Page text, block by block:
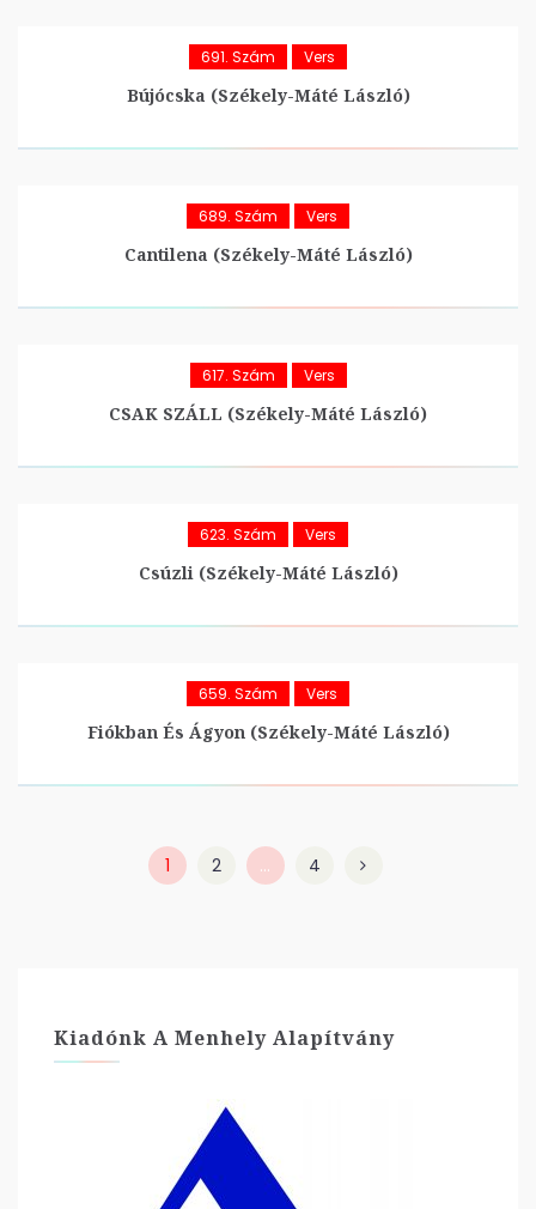
691. Szám Vers
Bújócska (Székely-Máté László)
689. Szám Vers
Cantilena (Székely-Máté László)
617. Szám Vers
CSAK SZÁLL (Székely-Máté László)
623. Szám Vers
Csúzli (Székely-Máté László)
659. Szám Vers
Fiókban És Ágyon (Székely-Máté László)
1 2 … 4
Kiadónk A Menhely Alapítvány